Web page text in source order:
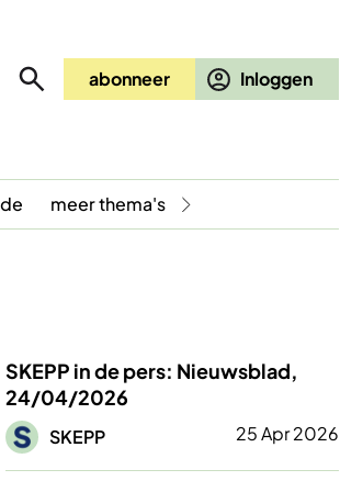
abonneer
meer thema's
SKEPP in de pers: Nieuwsblad,
24/04/2026
Afbeelding
SKEPP 25 Apr 2026